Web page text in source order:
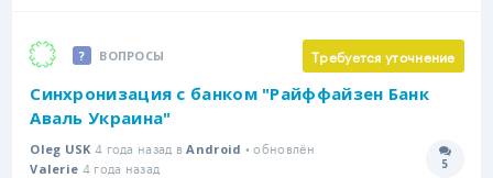
ВОПРОСЫ Требуется уточнение
Синхронизация с банком "Райффайзен Банк
Аваль Украина"
Oleg USK 4 года назад вAndroid • обновлён
Valerie 4 года назад 5